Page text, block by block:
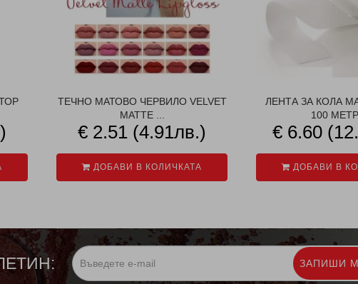
ТЕЧНО МАТОВО ЧЕРВИЛО VELVET
MATTE ...
€ 2.51 (4.91лв.)
ДОБАВИ В КОЛИЧКАТА
ЛЕНТА ЗА КОЛА
100
€ 6.60
ДОБАВИ В
ЗАПИШИ